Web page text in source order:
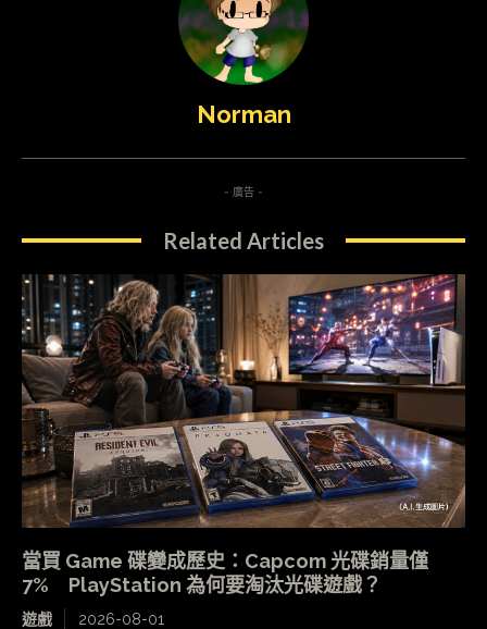
Norman
- 廣告 -
Related Articles
當買 Game 碟變成歷史：Capcom 光碟銷量僅
7% PlayStation 為何要淘汰光碟遊戲？
遊戲 2026-08-01